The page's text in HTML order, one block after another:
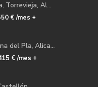
Torrevieja, Al...
€/mes +
del Pla, Alica...
€/mes +